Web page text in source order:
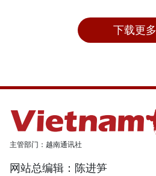
下载更多
主管部门：越南通讯社
网站总编辑：陈进笋